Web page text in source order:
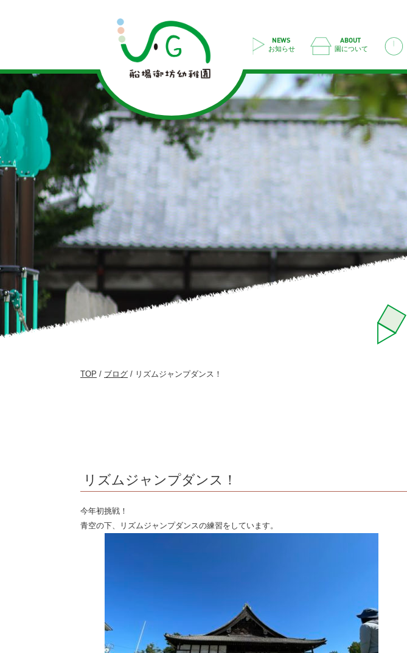
ム
ジ
ャ
ン
ダ
ン
ス！
|
船
場
御
坊
NEWS
お知らせ
ABOUT
園について
TOP / ブログ / リズムジャンプダンス！
リズムジャンプダンス！
今年初挑戦！
青空の下、リズムジャンプダンスの練習をしています。